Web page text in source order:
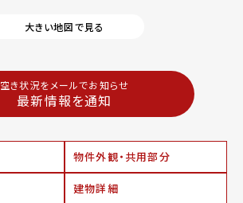
大きい地図で見る
空き状況をメールでお知らせ
最新情報を通知
物件外観・共用部分
建物詳細